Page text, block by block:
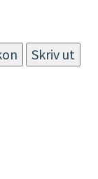
Skriv ut